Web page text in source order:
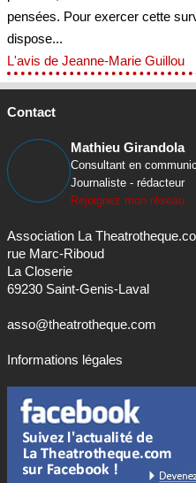
pensées. Pour exercer cette
dispose...
L'avis de Jeanne-Marie Guillou
Contact
Mathieu Girandola
Consultant en
Journaliste - rédacteur
Rejoignez mon réseau
Association La
rue Marc-Riboud
La Closerie
69230 Saint-Genis-Laval
asso@theatrotheque.com
Informations légales